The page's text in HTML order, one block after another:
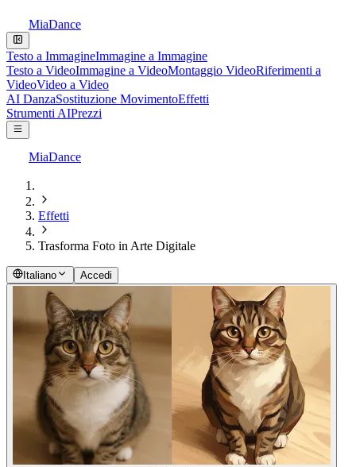
MiaDance
Testo a ImmagineImmagine a Immagine
Testo a VideoImmagine a VideoMontaggio VideoRiferimenti a
VideoVideo a Video
AI DanzaSostituzione MovimentoEffetti
Strumenti AIPrezzi
MiaDance
Effetti
Trasforma Foto in Arte Digitale
Italiano Accedi